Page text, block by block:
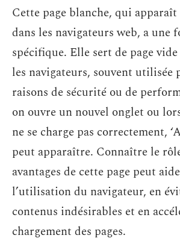
Cette page blanche, qui
dans les navigateurs web, a une
spécifique. Elle sert de page
les navigateurs, souvent utilisée
raisons de sécurité ou de
on ouvre un nouvel onglet ou
ne se charge pas correctement,
peut apparaître. Connaître le
avantages de cette page peut
l’utilisation du navigateur, en
contenus indésirables et en
chargement des pages.